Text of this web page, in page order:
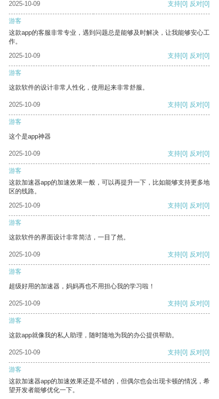
2025-10-09
支持[0] 反对[0]
游客
这款app的客服非常专业，遇到问题总是能够及时解决，让我能够安心工
作。
2025-10-09
支持[0] 反对[0]
游客
这款软件的设计非常人性化，使用起来非常舒服。
2025-10-09 支持[0] 反对[0]
游客
这个是app神器
2025-10-09 支持[0] 反对[0]
游客
这款加速器app的加速效果一般，可以再提升一下，比如能够支持更多地
区的线路。
2025-10-09
支持[0] 反对[0]
游客
这款软件的界面设计非常简洁，一目了然。
2025-10-09 支持[0] 反对[0]
游客
超级好用的加速器，妈妈再也不用担心我的学习啦！
2025-10-09 支持[0] 反对[0]
游客
这款app就像我的私人助理，随时随地为我的办公提供帮助。
2025-10-09 支持[0] 反对[0]
游客
这款加速器app的加速效果还是不错的，但偶尔也会出现卡顿的情况，希
望开发者能够优化一下。